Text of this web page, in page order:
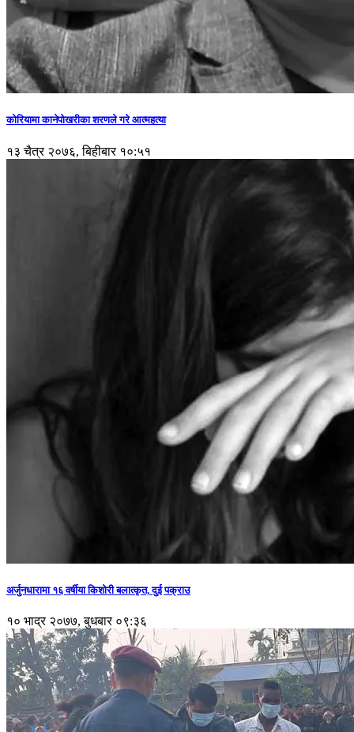
कोरियामा कानेपोखरीका शरणले गरे आत्महत्या
१३ चैत्र २०७६, बिहीबार १०:५१
अर्जुनधारामा १६ वर्षीया किशोरी बलात्कृत, दुई पक्राउ
१० भाद्र २०७७, बुधबार ०९:३६